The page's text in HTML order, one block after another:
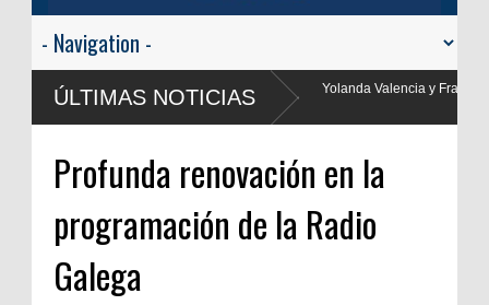
ÚLTIMAS NOTICIAS
Valencia y Frank Blanco regresan a
Profunda renovación en la
programación de la Radio
Galega